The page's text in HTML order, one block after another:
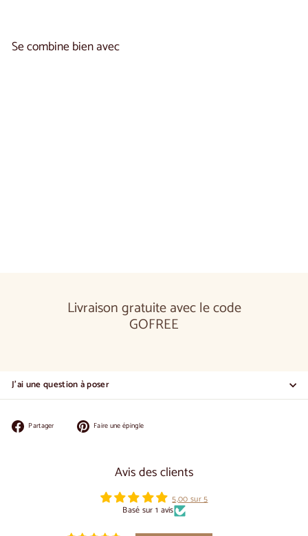
Se combine bien avec
Livraison gratuite avec le code
GOFREE
J'ai une question à poser
Partager PartagerFaire une épingle
Avis des clients
5,00 sur 5
Basé sur 1 avis